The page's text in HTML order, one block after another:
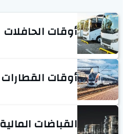
أوقات الحافلات
أوقات القطارات
القباضات المالية